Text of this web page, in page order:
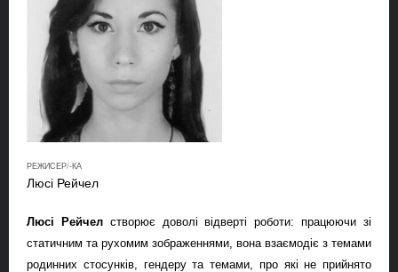
РЕЖИСЕР/-КА
Люсі Рейчел
Люсі Рейчелстворює доволі відверті роботи: працюючи зі
статичним та рухомим зображеннями, вона взаємодіє з темами
родинних стосунків, гендеру та темами, про які не прийнято